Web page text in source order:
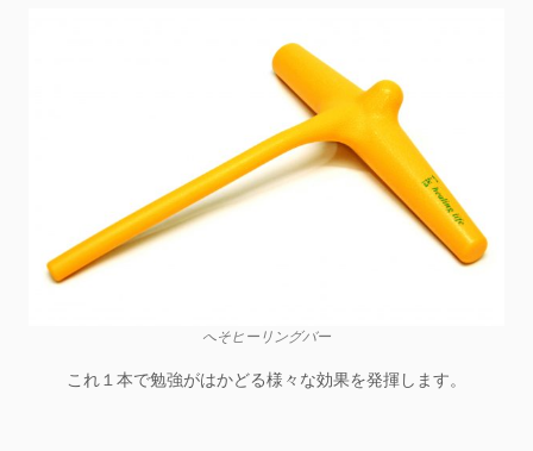
へそヒーリングバー
これ１本で勉強がはかどる様々な効果を発揮します。